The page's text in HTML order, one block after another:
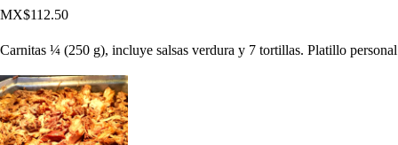
MX$112.50
Carnitas ¼ (250 g), incluye salsas verdura y 7 tortillas. Platillo personal